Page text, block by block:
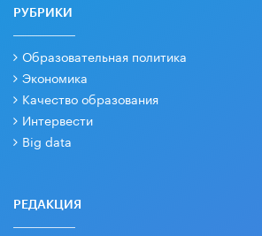
РУБРИКИ
Образовательная политика
Экономика
Качество образования
Интервести
Big data
РЕДАКЦИЯ